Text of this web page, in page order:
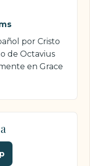
por Cristo
de Octavius
en Grace